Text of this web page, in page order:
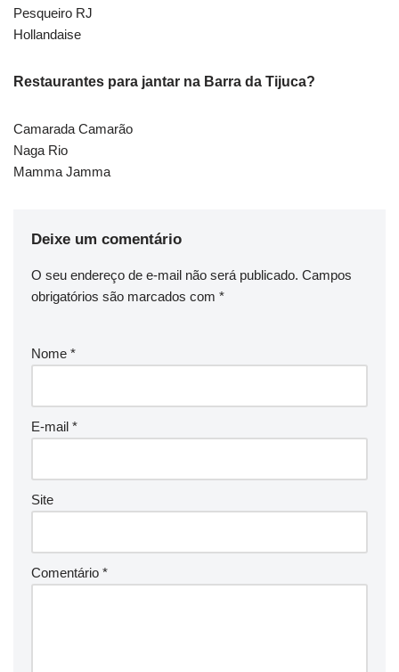
Pesqueiro RJ
Hollandaise
Restaurantes para jantar na Barra da Tijuca?
Camarada Camarão
Naga Rio
Mamma Jamma
Deixe um comentário
O seu endereço de e-mail não será publicado. Campos
obrigatórios são marcados com *
Nome *
E-mail *
Site
Comentário *